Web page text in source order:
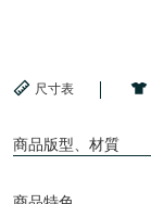
尺寸表
商品版型、材質